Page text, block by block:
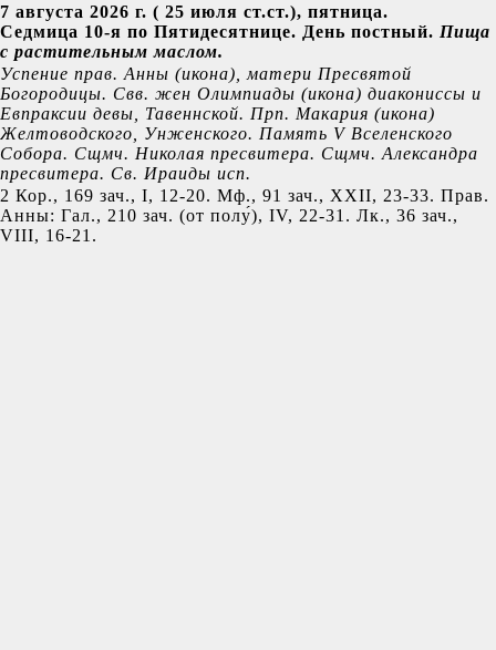
7 августа 2026 г. ( 25 июля ст.ст.), пятница.
Седмица 10-я по Пятидесятнице. День постный. Пища
с растительным маслом.
Успение прав. Анны (икона), матери Пресвятой
Богородицы. Свв. жен Олимпиады (икона) диакониссы и
Евпраксии девы, Тавеннской. Прп. Макария (икона)
Желтоводского, Унженского. Память V Вселенского
Собора. Сщмч. Николая пресвитера. Сщмч. Александра
пресвитера. Св. Ираиды исп.
2 Кор., 169 зач., I, 12-20. Мф., 91 зач., XXII, 23-33. Прав.
Анны: Гал., 210 зач. (от полу́), IV, 22-31. Лк., 36 зач.,
VIII, 16-21.